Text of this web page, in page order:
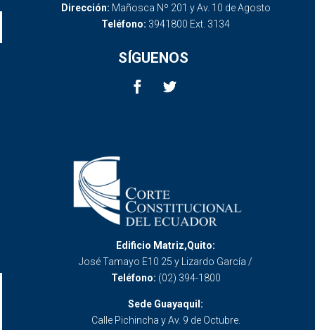
Dirección: Mañosca Nº 201 y Av. 10 de Agosto
Teléfono: 3941800 Ext. 3134
SÍGUENOS
Edificio Matriz,Quito:
José Tamayo E10 25 y Lizardo García /
Teléfono: (02) 394-1800
Sede Guayaquil:
Calle Pichincha y Av. 9 de Octubre.